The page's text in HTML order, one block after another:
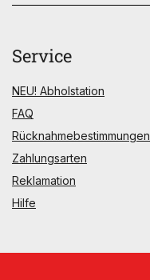
Service
NEU! Abholstation
FAQ
Rücknahmebestimmungen
Zahlungsarten
Reklamation
Hilfe